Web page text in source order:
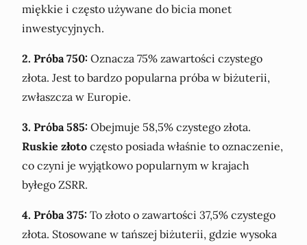
miękkie i często używane do bicia monet
inwestycyjnych.
2. Próba 750: Oznacza 75% zawartości czystego
złota. Jest to bardzo popularna próba w biżuterii,
zwłaszcza w Europie.
3. Próba 585: Obejmuje 58,5% czystego złota.
Ruskie złoto często posiada właśnie to oznaczenie,
co czyni je wyjątkowo popularnym w krajach
byłego ZSRR.
4. Próba 375: To złoto o zawartości 37,5% czystego
złota. Stosowane w tańszej biżuterii, gdzie wysoka